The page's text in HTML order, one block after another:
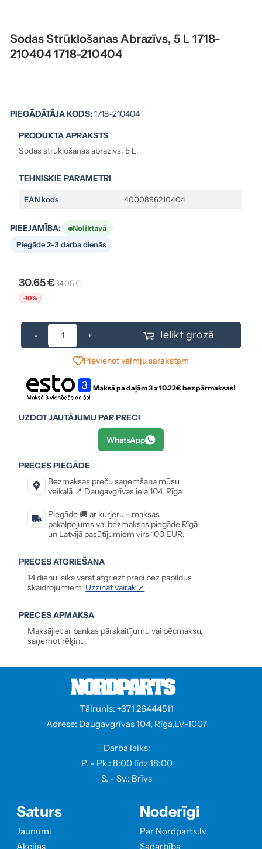
Sodas Strūklošanas Abrazīvs, 5 L 1718-
210404 1718-210404
PIEGĀDĀTĀJA KODS:1718-210404
PRODUKTA APRAKSTS
Sodas strūklošanas abrazīvs, 5 L.
TEHNISKIE PARAMETRI
EAN kods 4000896210404
PIEEJAMĪBA:
Noliktavā
Piegāde 2–3 darba dienās
30.65 €34.05 €
-10%
- + Ielikt grozā
Pievienot vēlmju sarakstam
Maksā pa daļām 3 x10.22€ bez pārmaksas!
UZDOT JAUTĀJUMU PAR PRECI
WhatsApp
PRECES PIEGĀDE
Bezmaksas preču saņemšana mūsu
veikalā 📍 Daugavgrīvas iela 104, Rīga.
Piegāde 🚚 ar kurjeru - maksas
pakalpojums vai bezmaksas piegāde Rīgā
un Latvijā pasūtījumiem virs 100 EUR.
PRECES ATGRIEŠANA
14 dienu laikā varat atgriezt preci bez papildus
skaidrojumiem. Uzzināt vairāk ↗
PRECES APMAKSA
Maksājiet ar bankas pārskaitījumu vai pēcmaksu,
saņemot rēķinu.
Tālrunis: +371 26444511
Adrese: Daugavgrīvas 104, Rīga,LV-1007
Darba laiks:
P. - Pk.: 8:00 līdz 18:00
S. - Sv.: Brīvs
Saturs
Jaunumi
Akcijas
Noderīgi
Par Nordparts.lv
Sadarbība